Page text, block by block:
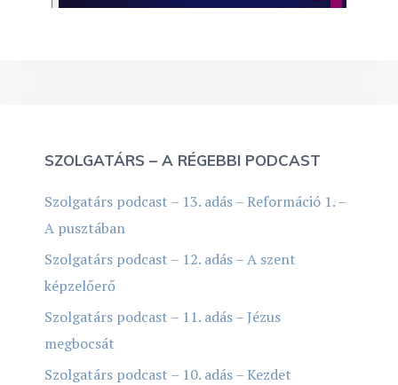
SZOLGATÁRS – A RÉGEBBI PODCAST
Szolgatárs podcast – 13. adás – Reformáció 1. –
A pusztában
Szolgatárs podcast – 12. adás – A szent
képzelőerő
Szolgatárs podcast – 11. adás – Jézus
megbocsát
Szolgatárs podcast – 10. adás – Kezdet